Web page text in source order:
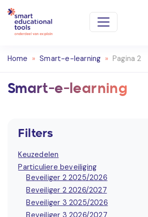
Home » Smart-e-learning » Pagina 2
Smart-e-learning
Filters
Keuzedelen
Particuliere beveiliging
Beveiliger 2 2025/2026
Beveiliger 2 2026/2027
Beveiliger 3 2025/2026
Beveiliger 3 2026/2027